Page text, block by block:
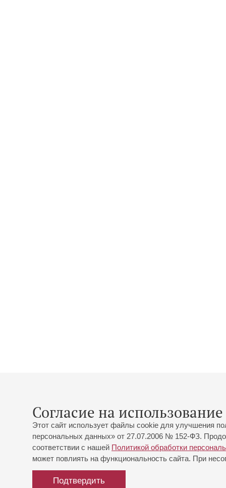
Согласие на
Этот сайт использует файлы cookie для улучшения
персональных данных» от 27.07.2006 № 152-ФЗ.
соответствии с нашей Политикой обработки
может повлиять на функциональность сайта. При
Подтвердить